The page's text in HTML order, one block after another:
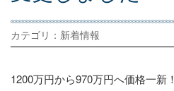
カテゴリ：新着情報
1200万円から970万円へ価格一新！